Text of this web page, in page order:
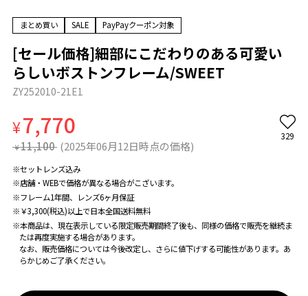
まとめ買い SALE PayPayクーポン対象
[セール価格]細部にこだわりのある可愛い
らしいボストンフレーム/SWEET
ZY252010-21E1
¥7,770
¥ 11,100 (2025年06月12日時点の価格)
329
※セットレンズ込み
※店舗・WEBで価格が異なる場合がこざいます。
※フレーム1年間、レンズ6ヶ月保証
※￥3,300(税込)以上で日本全国送料無料
※本商品は、現在表示している限定販売期間終了後も、同様の価格で販売を継続ま
たは再度実施する場合があります。
なお、販売価格については今後改定し、さらに値下げする可能性があります。あ
らかじめご了承ください。